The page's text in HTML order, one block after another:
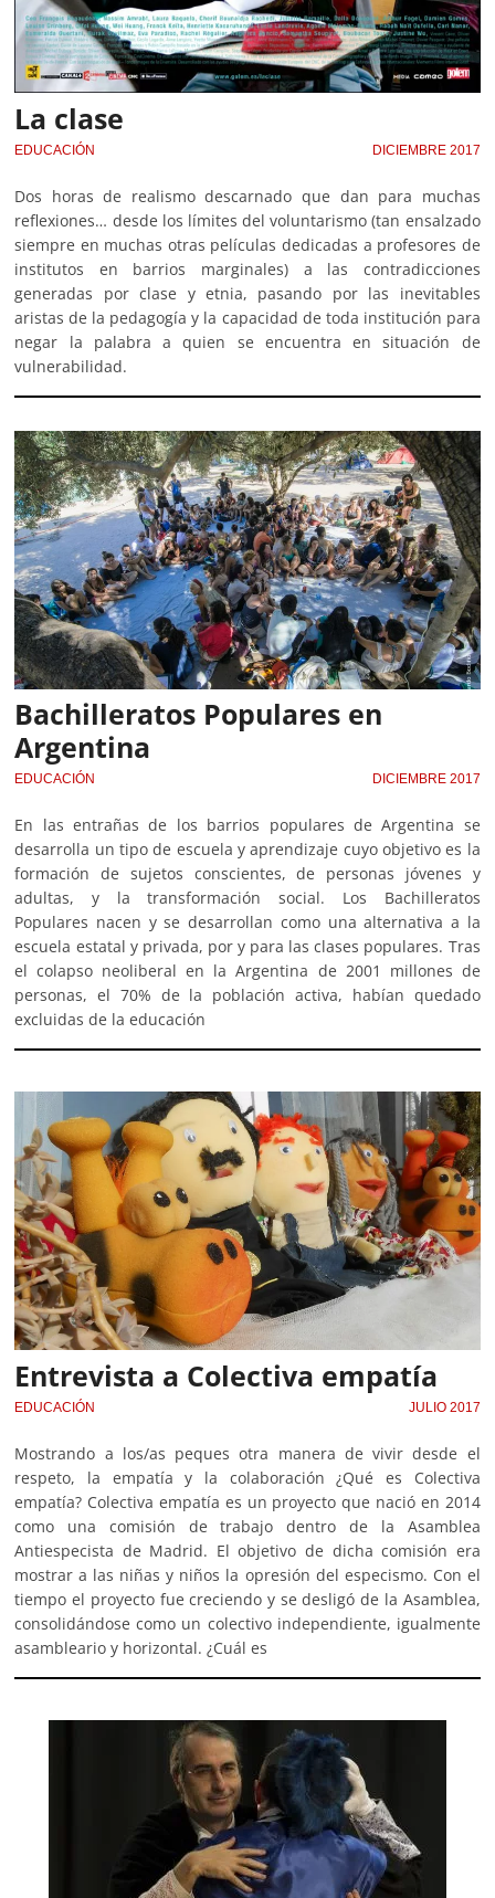
La clase
EDUCACIÓN DICIEMBRE 2017
Dos horas de realismo descarnado que dan para muchas
reflexiones… desde los límites del voluntarismo (tan ensalzado
siempre en muchas otras películas dedicadas a profesores de
institutos en barrios marginales) a las contradicciones
generadas por clase y etnia, pasando por las inevitables
aristas de la pedagogía y la capacidad de toda institución para
negar la palabra a quien se encuentra en situación de
vulnerabilidad.
Bachilleratos Populares en
Argentina
EDUCACIÓN DICIEMBRE 2017
En las entrañas de los barrios populares de Argentina se
desarrolla un tipo de escuela y aprendizaje cuyo objetivo es la
formación de sujetos conscientes, de personas jóvenes y
adultas, y la transformación social. Los Bachilleratos
Populares nacen y se desarrollan como una alternativa a la
escuela estatal y privada, por y para las clases populares. Tras
el colapso neoliberal en la Argentina de 2001 millones de
personas, el 70% de la población activa, habían quedado
excluidas de la educación
Entrevista a Colectiva empatía
EDUCACIÓN JULIO 2017
Mostrando a los/as peques otra manera de vivir desde el
respeto, la empatía y la colaboración ¿Qué es Colectiva
empatía? Colectiva empatía es un proyecto que nació en 2014
como una comisión de trabajo dentro de la Asamblea
Antiespecista de Madrid. El objetivo de dicha comisión era
mostrar a las niñas y niños la opresión del especismo. Con el
tiempo el proyecto fue creciendo y se desligó de la Asamblea,
consolidándose como un colectivo independiente, igualmente
asambleario y horizontal. ¿Cuál es